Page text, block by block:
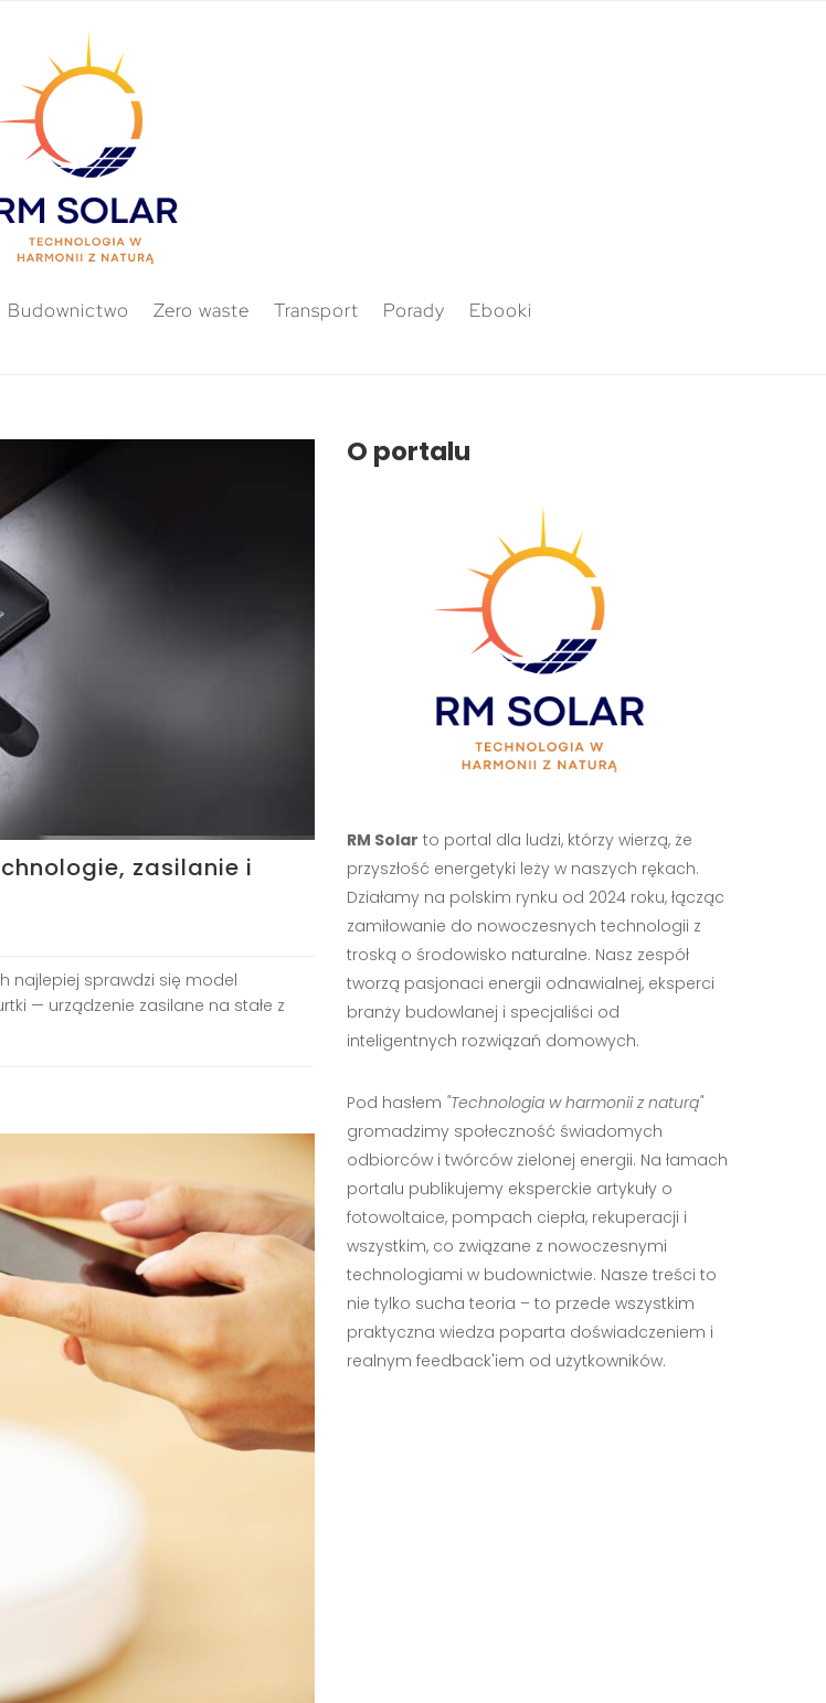
Budownictwo Zero waste Transport Porady Ebooki
zasilanie i
najlepiej sprawdzi się model
— urządzenie zasilane na stałe z
O portalu
RM Solar to portal dla ludzi, którzy wierzą, że
przyszłość energetyki leży w naszych rękach.
Działamy na polskim rynku od 2024 roku, łącząc
zamiłowanie do nowoczesnych technologii z
troską o środowisko naturalne. Nasz zespół
tworzą pasjonaci energii odnawialnej, eksperci
branży budowlanej i specjaliści od
inteligentnych rozwiązań domowych.
Pod hasłem "Technologia w harmonii z naturą"
gromadzimy społeczność świadomych
odbiorców i twórców zielonej energii. Na łamach
portalu publikujemy eksperckie artykuły o
fotowoltaice, pompach ciepła, rekuperacji i
wszystkim, co związane z nowoczesnymi
technologiami w budownictwie. Nasze treści to
nie tylko sucha teoria – to przede wszystkim
praktyczna wiedza poparta doświadczeniem i
realnym feedback'iem od użytkowników.